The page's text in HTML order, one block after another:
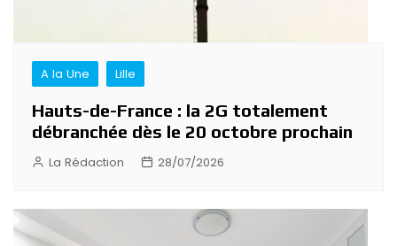
A la Une Lille
Hauts-de-France : la 2G totalement
débranchée dès le 20 octobre prochain
La Rédaction 28/07/2026